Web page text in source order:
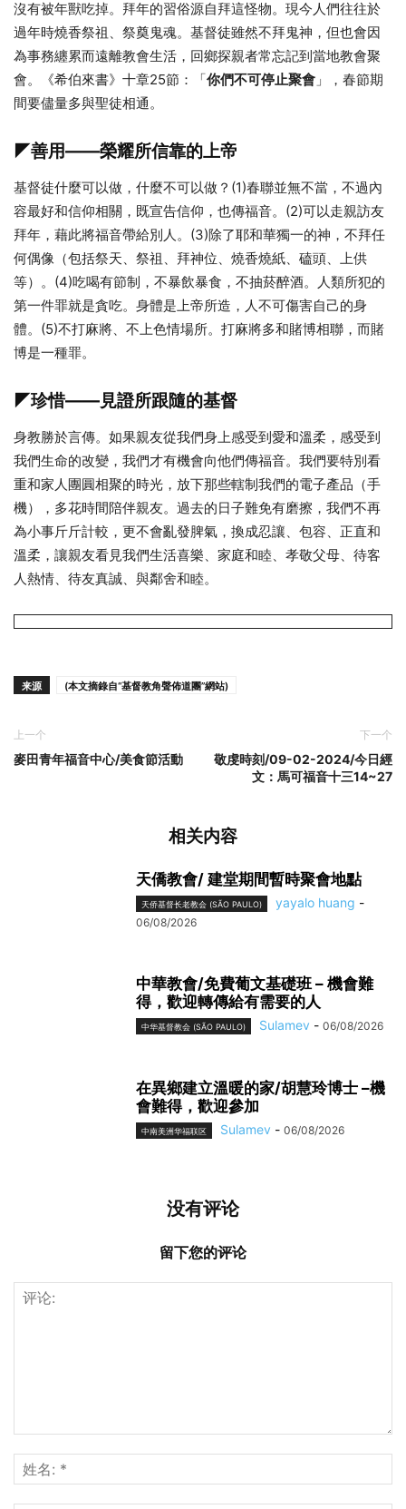
沒有被年獸吃掉。拜年的習俗源自拜這怪物。現今人們往往於
過年時燒香祭祖、祭奠鬼魂。基督徒雖然不拜鬼神，但也會因
為事務纏累而遠離教會生活，回鄉探親者常忘記到當地教會聚
會。《希伯來書》十章25節：「你們不可停止聚會 」，春節期
間要儘量多與聖徒相通。
◤善用——榮耀所信靠的上帝
基督徒什麼可以做，什麼不可以做？(1)春聯並無不當，不過內
容最好和信仰相關，既宣告信仰，也傳福音。(2)可以走親訪友
拜年，藉此將福音帶給別人。(3)除了耶和華獨一的神，不拜任
何偶像（包括祭天、祭祖、拜神位、燒香燒紙、磕頭、上供
等）。(4)吃喝有節制，不暴飲暴食，不抽菸醉酒。人類所犯的
第一件罪就是貪吃。身體是上帝所造，人不可傷害自己的身
體。(5)不打麻將、不上色情場所。打麻將多和賭博相聯，而賭
博是一種罪。
◤珍惜——見證所跟隨的基督
身教勝於言傳。如果親友從我們身上感受到愛和溫柔，感受到
我們生命的改變，我們才有機會向他們傳福音。我們要特別看
重和家人團圓相聚的時光，放下那些轄制我們的電子產品（手
機），多花時間陪伴親友。過去的日子難免有磨擦，我們不再
為小事斤斤計較，更不會亂發脾氣，換成忍讓、包容、正直和
溫柔，讓親友看見我們生活喜樂、家庭和睦、孝敬父母、待客
人熱情、待友真誠、與鄰舍和睦。
来源 (本文摘錄自“基督教角聲佈道團”網站)
上一个
麥田青年福音中心/美食節活動
下一个
敬虔時刻/09-02-2024/今日經
文：馬可福音十三14~27
相关内容
天僑教會/ 建堂期間暫時聚會地點
天侨基督长老教会 (SÃO PAULO) yayalo huang -
06/08/2026
中華教會/免費葡文基礎班 – 機會難
得，歡迎轉傳給有需要的人
中华基督教会 (SÃO PAULO) Sulamev - 06/08/2026
在異鄉建立溫暖的家/胡慧玲博士 –機
會難得，歡迎參加
中南美洲华福联区 Sulamev - 06/08/2026
没有评论
留下您的评论